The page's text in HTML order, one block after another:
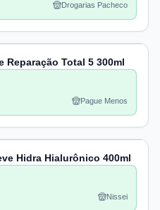
Drogarias Pacheco
Reparação Total 5 300ml
Pague Menos
Hidra Hialurônico 400ml
Nissei